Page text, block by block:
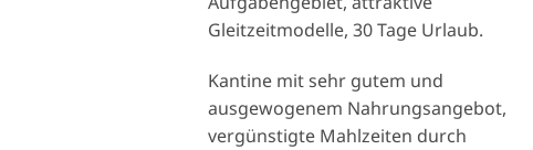
Gleitzeitmodelle, 30 Tage Urlaub.
Kantine mit sehr gutem und
ausgewogenem Nahrungsangebot,
vergünstigte Mahlzeiten durch